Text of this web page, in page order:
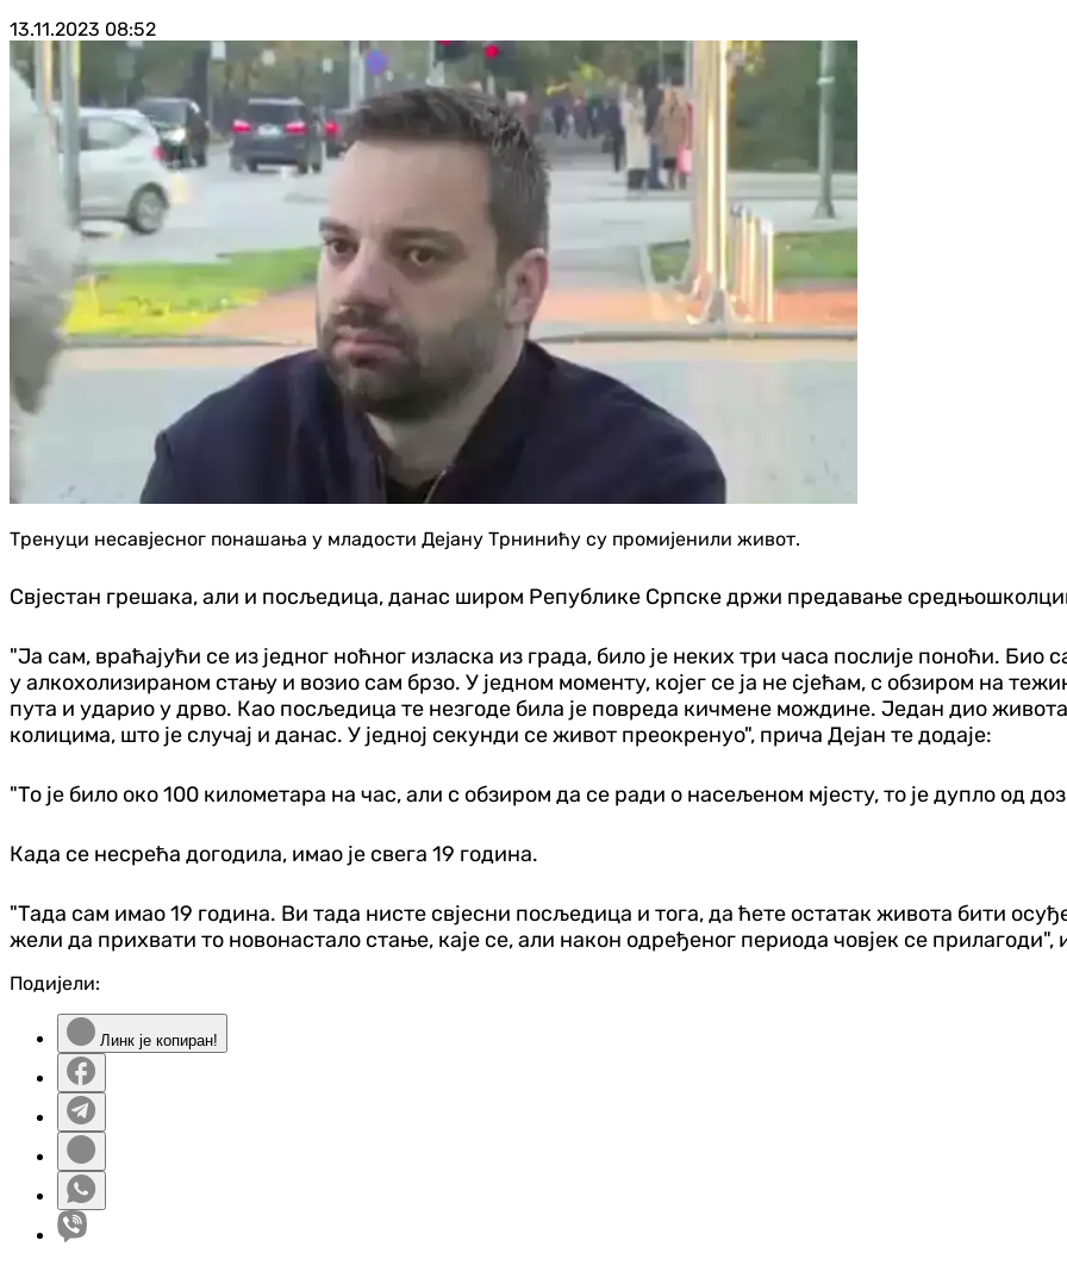
13.11.2023 08:52
Тренуци несавјесног понашања у младости Дејану Трнинићу су промијенили живот.
Свјестан грешака, али и посљедица, данас широм Републике Српске држи предавање
"Ја сам, враћајући се из једног ноћног изласка из града, било је неких три часа послије поноћи.
у алкохолизираном стању и возио сам брзо. У једном моменту, којег се ја не сјећам, с обзиром на
пута и ударио у дрво. Као посљедица те незгоде била је повреда кичмене мождине. Један дио
колицима, што је случај и данас. У једној секунди се живот преокренуо", прича Дејан те додаје:
"То је било око 100 километара на час, али с обзиром да се ради о насељеном мјесту, то је дупло од
Када се несрећа догодила, имао је свега 19 година.
"Тада сам имао 19 година. Ви тада нисте свјесни посљедица и тога, да ћете остатак живота бити
жели да прихвати то новонастало стање, каје се, али након одређеног периода човјек се прилагоди",
Подијели:
Линк је копиран!